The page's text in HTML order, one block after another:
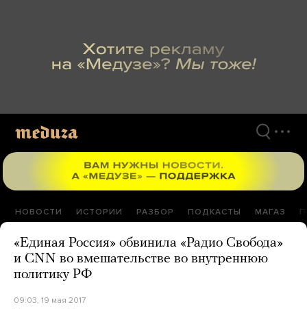
НОВОСТИ ИСТОРИИ РАЗБОР ПОДКАСТЫ МАГАЗ
«Единая Россия» обвинила «Радио Свобода»
и CNN во вмешательстве во внутреннюю
политику РФ
09:03, 19 мая 2017